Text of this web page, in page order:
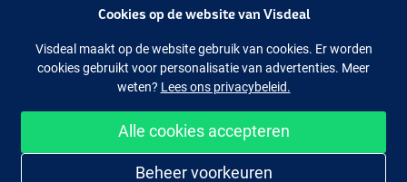
Facebook Instagram
Makkelijk en veilig shoppen
Cookies op de website van Visdeal
Visdeal maakt op de website gebruik van cookies. Er worden
cookies gebruikt voor personalisatie van advertenties. Meer
weten? Lees ons privacybeleid.
Alle cookies accepteren
Beheer voorkeuren